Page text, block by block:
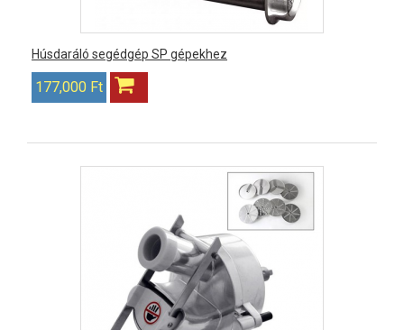
Húsdaráló segédgép SP gépekhez
177,000 Ft